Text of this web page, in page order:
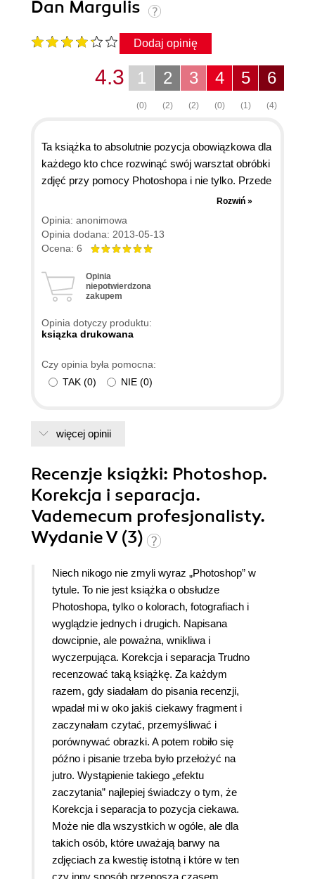
Dan Margulis
Dodaj opinię
6
(4)
5
(1)
4
(0)
3
(2)
2
(2)
1
(0)
4.3
Ta książka to absolutnie pozycja obowiązkowa dla
każdego kto chce rozwinąć swój warsztat obróbki
zdjęć przy pomocy Photoshopa i nie tylko. Przede
wszystkim podkreślić trzeba, że nie jest to zestaw
"tutków", na zasadzie kliknij tu i tu a uzyskasz
cudowny efekt. Wszyscy którzy oczekują tego
rodzaju "gotowców" powinni omijać tę pozycję z
edycji koloru, dając solidną podbudowę do
własnych poszukiwań. Bez wątpienia pozycja, nie
autora: "LAB Rozwiązanie zagadki kanionu" to dla
polskim
Rozwiń »
Opinia: anonimowa
Opinia dodana: 2013-05-13
Ocena: 6
Opinia
niepotwierdzona
zakupem
Opinia dotyczy produktu:
ksiązka drukowana
Czy opinia była pomocna:
TAK (0) NIE (0)
więcej opinii
Recenzje książki: Photoshop.
Korekcja i separacja.
Vademecum profesjonalisty.
Wydanie V (3)
Niech nikogo nie zmyli wyraz „Photoshop” w
tytule. To nie jest książka o obsłudze
Photoshopa, tylko o kolorach, fotografiach i
wyglądzie jednych i drugich. Napisana
dowcipnie, ale poważna, wnikliwa i
wyczerpująca. Korekcja i separacja Trudno
recenzować taką książkę. Za każdym
razem, gdy siadałam do pisania recenzji,
wpadał mi w oko jakiś ciekawy fragment i
zaczynałam czytać, przemyśliwać i
porównywać obrazki. A potem robiło się
późno i pisanie trzeba było przełożyć na
jutro. Wystąpienie takiego „efektu
zaczytania” najlepiej świadczy o tym, że
Korekcja i separacja to pozycja ciekawa.
Może nie dla wszystkich w ogóle, ale dla
takich osób, które uważają barwy na
zdjęciach za kwestię istotną i które w ten